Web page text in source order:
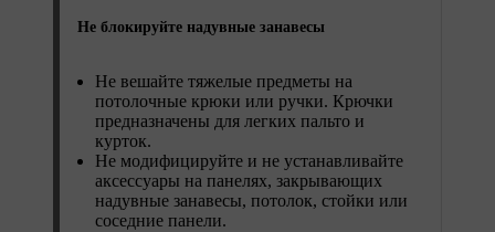
Не блокируйте надувные занавесы
Не вешайте тяжелые предметы на
потолочные крюки или ручки. Крючки
предназначены для легких пальто и
курток.
Не модифицируйте и не устанавливайте
аксессуары на панелях, закрывающих
надувные занавесы, потолок, стойки или
соседние панели.